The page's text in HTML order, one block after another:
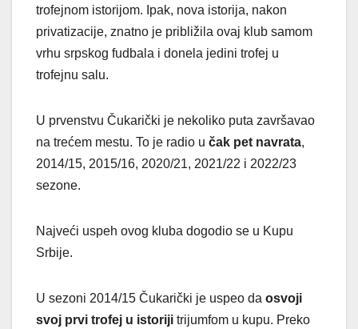
trofejnom istorijom. Ipak, nova istorija, nakon
privatizacije, znatno je približila ovaj klub samom
vrhu srpskog fudbala i donela jedini trofej u
trofejnu salu.
U prvenstvu Čukarički je nekoliko puta završavao
na trećem mestu. To je radio u čak pet navrata,
2014/15, 2015/16, 2020/21, 2021/22 i 2022/23
sezone.
Najveći uspeh ovog kluba dogodio se u Kupu
Srbije.
U sezoni 2014/15 Čukarički je uspeo da osvoji
svoj prvi trofej u istoriji trijumfom u kupu. Preko